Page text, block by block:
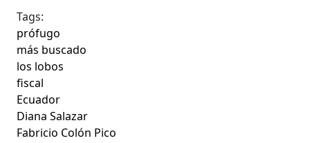
Tags:
prófugo
más buscado
los lobos
fiscal
Ecuador
Diana Salazar
Fabricio Colón Pico